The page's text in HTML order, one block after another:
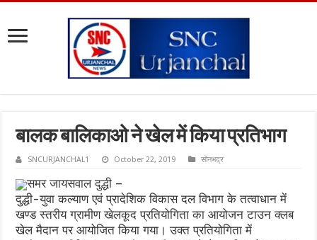
बालक बालिकाओ ने खेल में किया प्रतिभाग
SNCURJANCHAL1 October 22, 2019 सोनभद्र
समर जायसवाल दुद्धी –
दुद्धी-युवा कल्याण एवं प्रादेशिक विकास दल विभाग के तत्वाधान में
खण्ड स्तरीय ग्रामीण खेलकूद प्रतियोगिता का आयोजन टाउन क्लब
खेल मैदान पर आयोजित किया गया। उक्त प्रतियोगिता में